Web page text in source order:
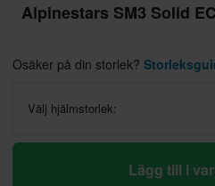
Alpinestars SM3 Solid
Osäker på din storlek?
Välj hjälmstorlek:
Lägg till i